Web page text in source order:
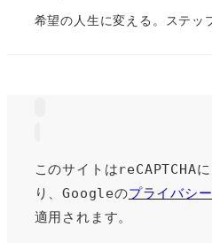
希望の人生に変える。ステッ
このサイトはreCAPTCHA
り、Googleのプライバシ
適用されます。